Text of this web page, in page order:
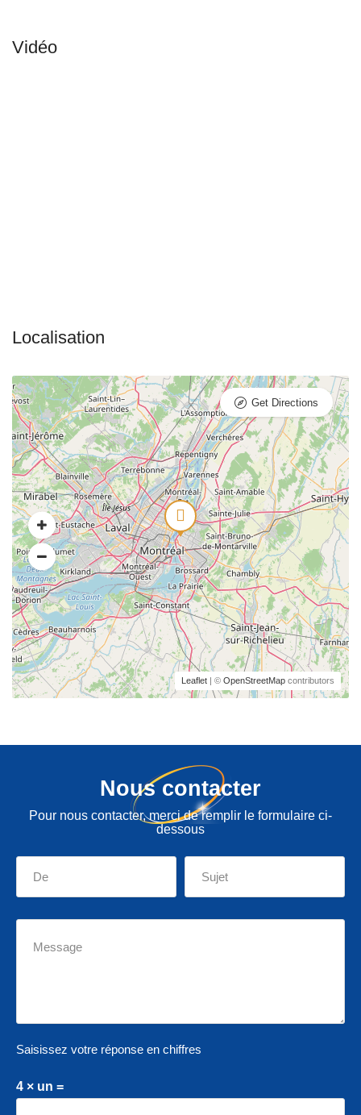
Leaflet | © OpenStreetMap contributors
Get Directions
Nous contacter
Pour nous contacter, merci de remplir le formulaire ci-
dessous
Saisissez votre réponse en chiffres
4 × un =